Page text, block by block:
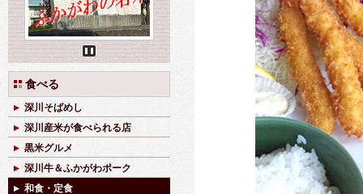
Pause
食べる
深川そばめし
深川産米が食べられる店
黒米グルメ
深川牛＆ふかがわポーク
和食・定食